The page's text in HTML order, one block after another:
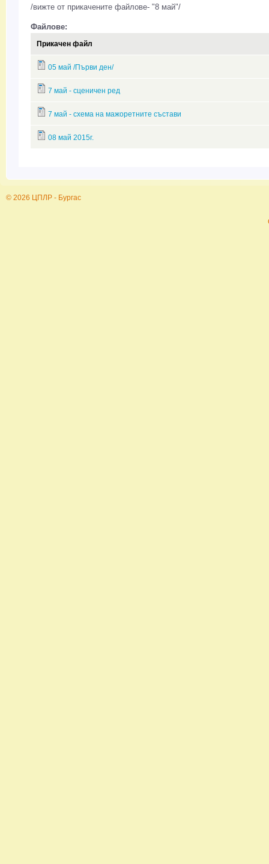
/вижте от прикачените файлове- "8 май"/
Файлове:
Прикачен файл
05 май /Първи ден/
7 май - сценичен ред
7 май - схема на мажоретните състави
08 май 2015г.
© 2026 ЦПЛР - Бургас